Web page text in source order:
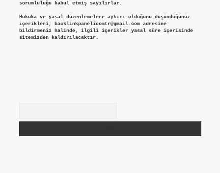
sorumluluğu kabul etmiş sayılırlar.
Hukuka ve yasal düzenlemelere aykırı olduğunu düşündüğünüz
içerikleri, backlinkpanelicomtr@gmail.comadresine
bildirmeniz halinde, ilgili içerikler yasal süre içerisinde
sitemizden kaldırılacaktır.